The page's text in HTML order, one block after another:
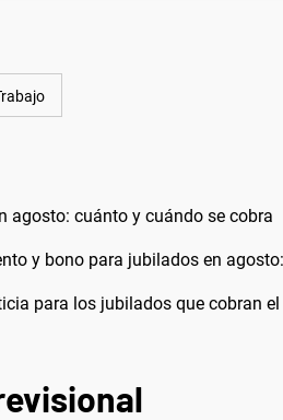
agosto: cuánto y cuándo se cobra
y bono para jubilados en
para los jubilados que cobran